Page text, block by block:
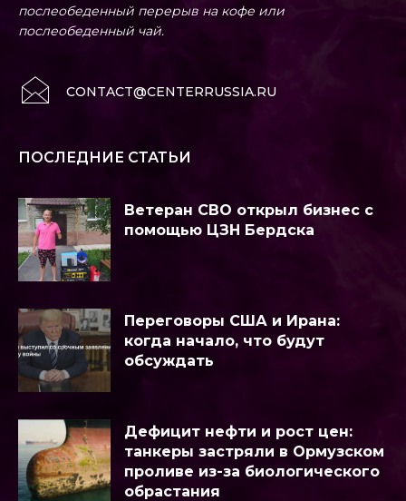
послеобеденный перерыв на кофе или
послеобеденный чай.
CONTACT@CENTERRUSSIA.RU
ПОСЛЕДНИЕ СТАТЬИ
Ветеран СВО открыл бизнес с
помощью ЦЗН Бердска
Переговоры США и Ирана:
когда начало, что будут
обсуждать
Дефицит нефти и рост цен:
танкеры застряли в Ормузском
проливе из-за биологического
обрастания